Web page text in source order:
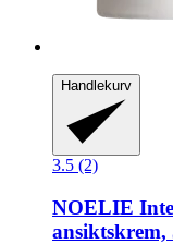
Handlekurv
3.5 (2)
NOELIE
ansiktskrem,